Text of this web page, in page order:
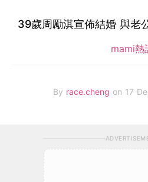
39歲周勵淇宣佈結婚 與老
mami熱
By race.cheng on 17